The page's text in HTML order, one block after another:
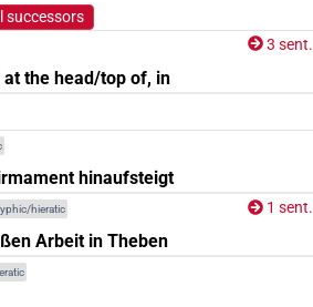
(1,2)
8) | 2× PREP:stpr (
successors
3 sent.
at the head/top of, in
hinaufsteigt
hieratic 1 sent.
Arbeit in Theben